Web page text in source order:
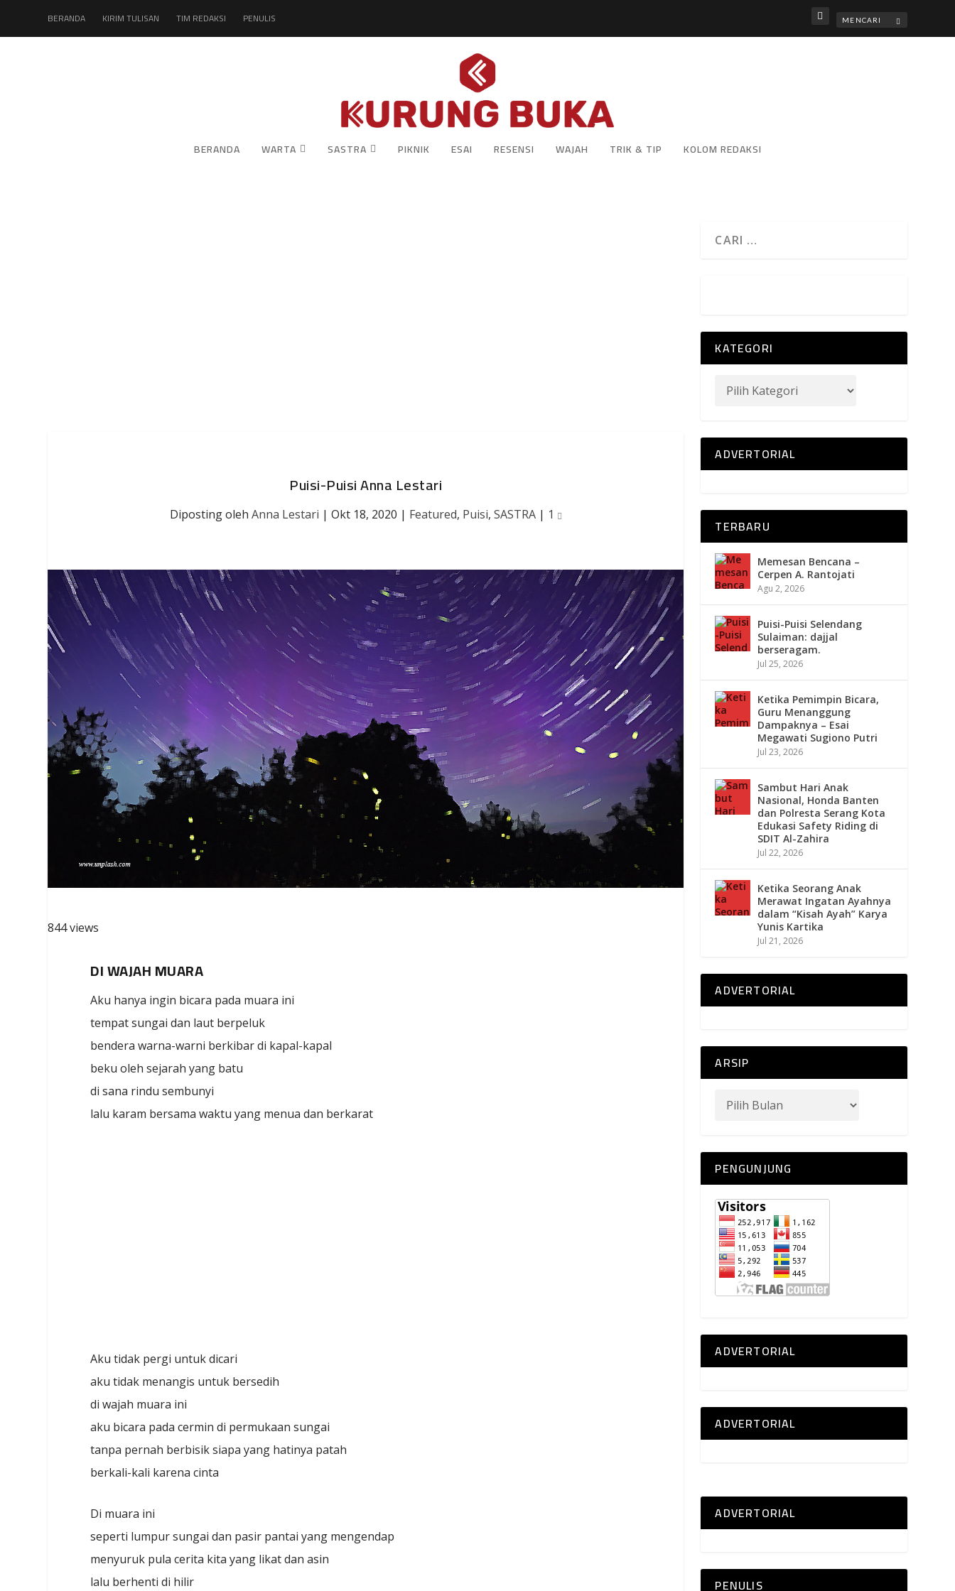
BERANDA KIRIM TULISAN TIM REDAKSI PENULIS
BERANDA WARTA SASTRA PIKNIK ESAI RESENSI WAJAH TRIK & TIP KOLOM REDAKSI
Puisi-Puisi Anna Lestari
Diposting oleh Anna Lestari | Okt 18, 2020 | Featured, Puisi, SASTRA| 1
844 views
DI WAJAH MUARA
Aku hanya ingin bicara pada muara ini
tempat sungai dan laut berpeluk
bendera warna-warni berkibar di kapal-kapal
beku oleh sejarah yang batu
di sana rindu sembunyi
lalu karam bersama waktu yang menua dan berkarat
Aku tidak pergi untuk dicari
aku tidak menangis untuk bersedih
di wajah muara ini
aku bicara pada cermin di permukaan sungai
tanpa pernah berbisik siapa yang hatinya patah
berkali-kali karena cinta
Di muara ini
seperti lumpur sungai dan pasir pantai yang mengendap
menyuruk pula cerita kita yang likat dan asin
lalu berhenti di hilir
KATEGORI
ADVERTORIAL
TERBARU
Memesan Bencana –
Cerpen A. Rantojati
Agu 2, 2026
Puisi-Puisi Selendang
Sulaiman: dajjal
berseragam.
Jul 25, 2026
Ketika Pemimpin Bicara,
Guru Menanggung
Dampaknya – Esai
Megawati Sugiono Putri
Jul 23, 2026
Sambut Hari Anak
Nasional, Honda Banten
dan Polresta Serang Kota
Edukasi Safety Riding di
SDIT Al-Zahira
Jul 22, 2026
Ketika Seorang Anak
Merawat Ingatan Ayahnya
dalam “Kisah Ayah” Karya
Yunis Kartika
Jul 21, 2026
ADVERTORIAL
ARSIP
PENGUNJUNG
ADVERTORIAL
ADVERTORIAL
ADVERTORIAL
PENULIS